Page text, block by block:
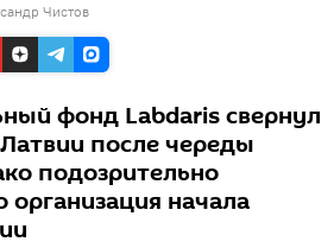
Чистов
фонд Labdaris свернул
после череды
подозрительно
организация начала